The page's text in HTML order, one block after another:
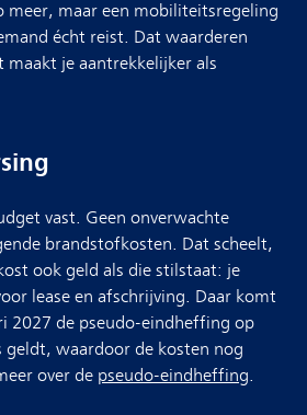
meer, maar een mobiliteitsregeling
écht reist. Dat waarderen
maakt je aantrekkelijker als
vast. Geen onverwachte
brandstofkosten. Dat scheelt,
ook geld als die stilstaat: je
lease en afschrijving. Daar komt
2027 de pseudo-eindheffing op
geldt, waardoor de kosten nog
over de pseudo-eindheffing.